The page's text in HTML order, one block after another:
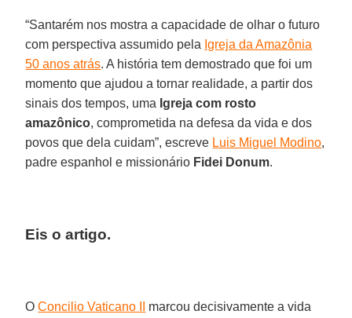
“Santarém nos mostra a capacidade de olhar o futuro
com perspectiva assumido pela Igreja da Amazônia
50 anos atrás. A história tem demostrado que foi um
momento que ajudou a tornar realidade, a partir dos
sinais dos tempos, uma Igreja com rosto
amazônico, comprometida na defesa da vida e dos
povos que dela cuidam”, escreve Luis Miguel Modino,
padre espanhol e missionário Fidei Donum.
Eis o artigo.
OConcilio Vaticano II
marcou decisivamente a vida